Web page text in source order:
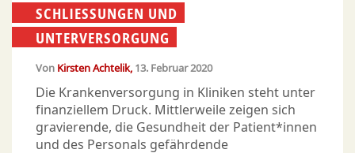
SCHLIESSUNGEN UND U
NTER­VERSORGUNG
Von Kirsten Achtelik 13. Februar 2020
Die Krankenversorgung in Kliniken steht unter
finanziellem Druck. Mittlerweile zeigen sich
gravierende, die Gesundheit der Patient*innen
und des Personals gefährdende